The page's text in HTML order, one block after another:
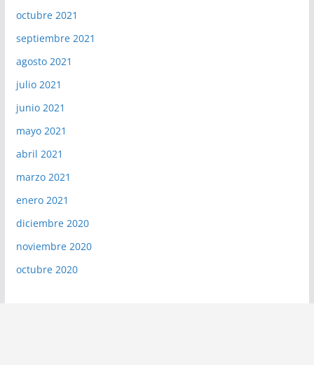
octubre 2021
septiembre 2021
agosto 2021
julio 2021
junio 2021
mayo 2021
abril 2021
marzo 2021
enero 2021
diciembre 2020
noviembre 2020
octubre 2020